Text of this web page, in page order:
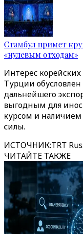
Стамбул примет
«нулевым отходам»
Интерес
Турции
дальнейшего
выгодным для
курсом и
силы.
ИСТОЧНИК:TRT
ЧИТАЙТЕ ТАКЖЕ